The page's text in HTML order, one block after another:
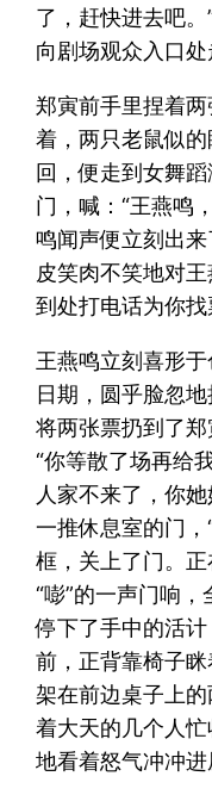
了，赶快进去吧
向剧场观众入口处
郑寅前手里捏着
着，两只老鼠似
回，便走到女舞
门，喊：“王燕鸣
鸣闻声便立刻出
皮笑肉不笑地对
到处打电话为你
王燕鸣立刻喜形
日期，圆乎脸忽地
将两张票扔到了郑
“你等散了场再给
人家不来了，你
一推休息室的门，
框，关上了门。
“嘭”的一声门响
停下了手中的活
前，正背靠椅子
架在前边桌子上
着大天的几个人
地看着怒气冲冲进